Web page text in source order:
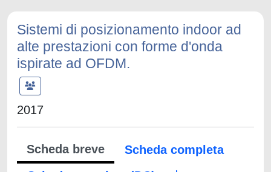
Sistemi di posizionamento indoor ad
alte prestazioni con forme d'onda
ispirate ad OFDM.
2017
Scheda breve
Scheda completa